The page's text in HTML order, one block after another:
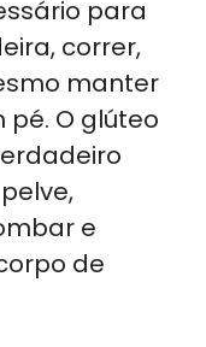
para
correr,
manter
O glúteo
e
de